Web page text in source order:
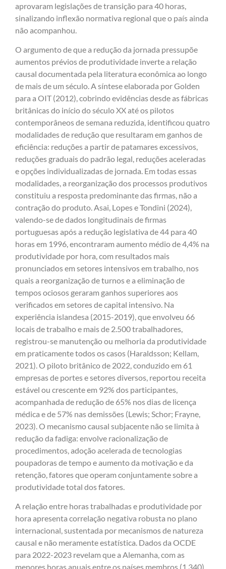
aprovaram legislações de transição para 40 horas,
sinalizando inflexão normativa regional que o país ainda
não acompanhou.
O argumento de que a redução da jornada pressupõe
aumentos prévios de produtividade inverte a relação
causal documentada pela literatura econômica ao longo
de mais de um século. A síntese elaborada por Golden
para a OIT (2012), cobrindo evidências desde as fábricas
britânicas do início do século XX até os pilotos
contemporâneos de semana reduzida, identificou quatro
modalidades de redução que resultaram em ganhos de
eficiência: reduções a partir de patamares excessivos,
reduções graduais do padrão legal, reduções aceleradas
e opções individualizadas de jornada. Em todas essas
modalidades, a reorganização dos processos produtivos
constituiu a resposta predominante das firmas, não a
contração do produto. Asai, Lopes e Tondini (2024),
valendo-se de dados longitudinais de firmas
portuguesas após a redução legislativa de 44 para 40
horas em 1996, encontraram aumento médio de 4,4% na
produtividade por hora, com resultados mais
pronunciados em setores intensivos em trabalho, nos
quais a reorganização de turnos e a eliminação de
tempos ociosos geraram ganhos superiores aos
verificados em setores de capital intensivo. Na
experiência islandesa (2015-2019), que envolveu 66
locais de trabalho e mais de 2.500 trabalhadores,
registrou-se manutenção ou melhoria da produtividade
em praticamente todos os casos (Haraldsson; Kellam,
2021). O piloto britânico de 2022, conduzido em 61
empresas de portes e setores diversos, reportou receita
estável ou crescente em 92% dos participantes,
acompanhada de redução de 65% nos dias de licença
médica e de 57% nas demissões (Lewis; Schor; Frayne,
2023). O mecanismo causal subjacente não se limita à
redução da fadiga: envolve racionalização de
procedimentos, adoção acelerada de tecnologias
poupadoras de tempo e aumento da motivação e da
retenção, fatores que operam conjuntamente sobre a
produtividade total dos fatores.
A relação entre horas trabalhadas e produtividade por
hora apresenta correlação negativa robusta no plano
internacional, sustentada por mecanismos de natureza
causal e não meramente estatística. Dados da OCDE
para 2022-2023 revelam que a Alemanha, com as
menores horas anuais entre os países membros (1.340),